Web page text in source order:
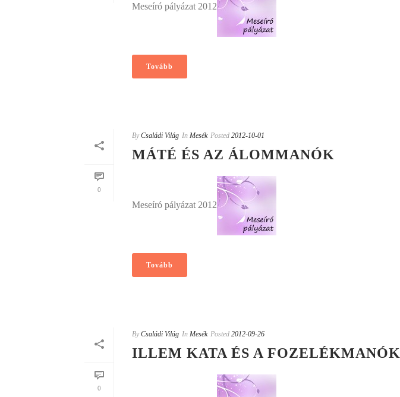
Meseíró pályázat 2012
Tovább
0
By Családi Világ In Mesék Posted 2012-10-01
MÁTÉ ÉS AZ ÁLOMMANÓK
Meseíró pályázat 2012
Tovább
0
By Családi Világ In Mesék Posted 2012-09-26
ILLEM KATA ÉS A FOZELÉKMANÓK